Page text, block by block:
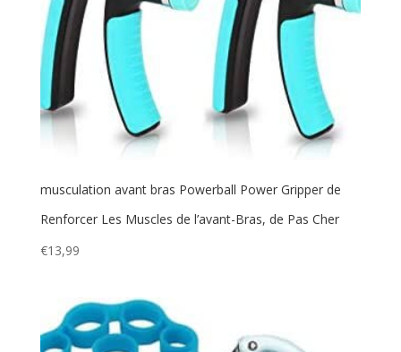
musculation avant bras Powerball Power Gripper de
Renforcer Les Muscles de l’avant-Bras, de Pas Cher
€13,99